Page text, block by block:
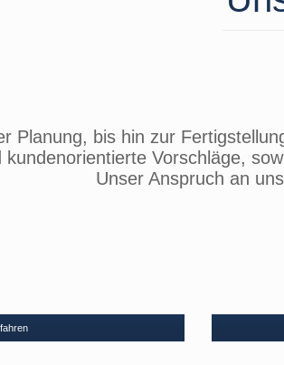
Planung, bis hin zur
kundenorientierte Vorschläge,
Unser Anspruch an